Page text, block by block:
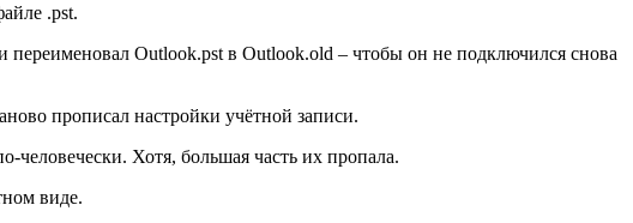
.pst.
Outlook.pst в Outlook.old – чтобы он не подключился снова
прописал настройки учётной записи.
Хотя, большая часть их пропала.
виде.